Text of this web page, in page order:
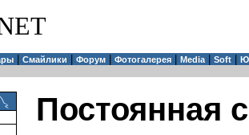
Смайлики Форум Фотогалерея Media| Soft
Постоянная